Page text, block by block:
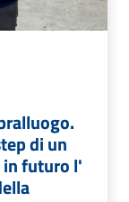
di un
in futuro l'